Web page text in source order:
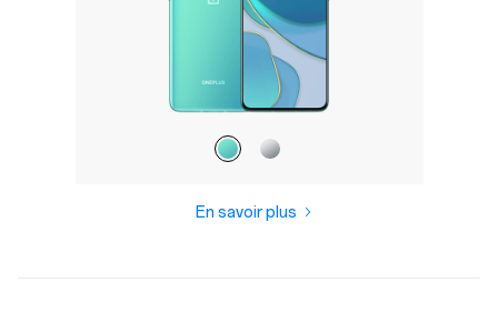
En savoir plus